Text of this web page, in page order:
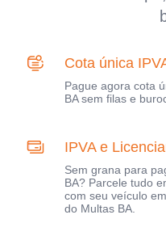
Cota única
Pague agora cota
BA sem filas e
IPVA e
Sem grana para
BA? Parcele tudo
com seu veículo
do Multas BA.